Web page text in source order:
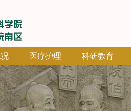
医疗护理 科研教育